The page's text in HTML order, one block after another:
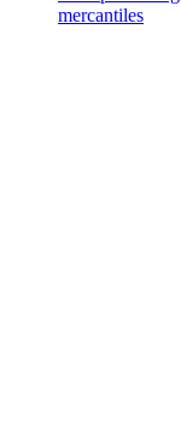
mercantiles